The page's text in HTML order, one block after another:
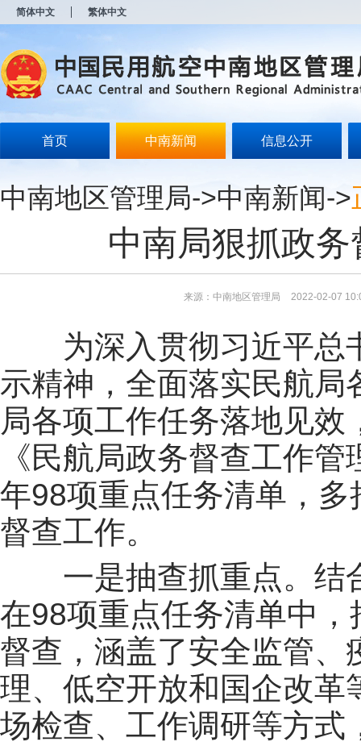
简体中文 繁体中文
首页 中南新闻 信息公开
中南地区管理局->中南新闻->
中南局狠抓政
来源：中南地区管理局 2022-02-07
为深入贯彻习近平总
示精神，全面落实民航局
局各项工作任务落地见
《民航局政务督查工作
年98项重点任务清单，
督查工作。
一是抽查抓重点。结
在98项重点任务清单中，
督查，涵盖了安全监管、
理、低空开放和国企改革
场检查、工作调研等方式
开
无
障
说
Alt